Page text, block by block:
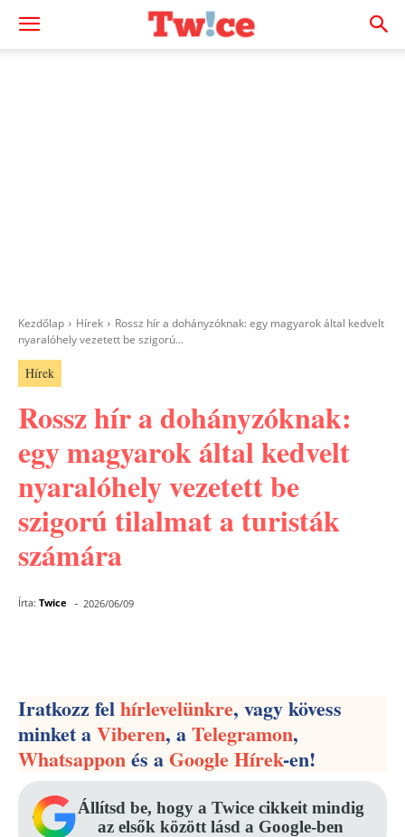
Kezdőlap Hírek
Rossz hír a dohányzóknak: egy magyarok által kedvelt
nyaralóhely vezetett be szigorú...
Hírek
Rossz hír a dohányzóknak:
egy magyarok által kedvelt
nyaralóhely vezetett be
szigorú tilalmat a turisták
számára
Írta: Twice - 2026/06/09
Iratkozz felhírlevelünkre, vagy kövess
minket aViberen, aTelegramon,
Whatsapponés aGoogle Hírek-en!
Állítsd be, hogy a Twice cikkeit mindig
az elsők között lásd a Google-ben